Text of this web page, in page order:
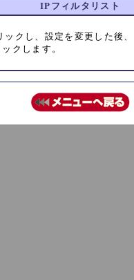
IPフィルタリスト
ックし、設定を変更した後、
クします。